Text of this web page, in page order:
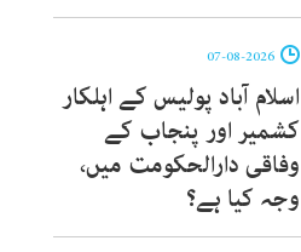
اسلام آباد پولیس کے اہلکار
کشمیر اور پنجاب کے
وفاقی دارالحکومت میں،
وجہ کیا ہے؟